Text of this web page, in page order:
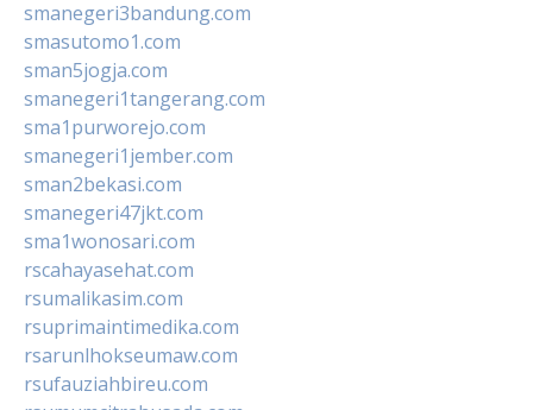
smanegeri3bandung.com
smasutomo1.com
sman5jogja.com
smanegeri1tangerang.com
sma1purworejo.com
smanegeri1jember.com
sman2bekasi.com
smanegeri47jkt.com
sma1wonosari.com
rscahayasehat.com
rsumalikasim.com
rsuprimaintimedika.com
rsarunlhokseumaw.com
rsufauziahbireu.com